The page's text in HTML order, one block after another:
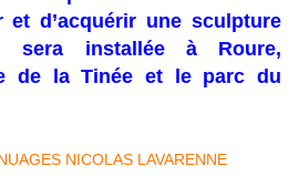
et d’acquérir une sculpture
sera installée à Roure,
de la Tinée et le parc du